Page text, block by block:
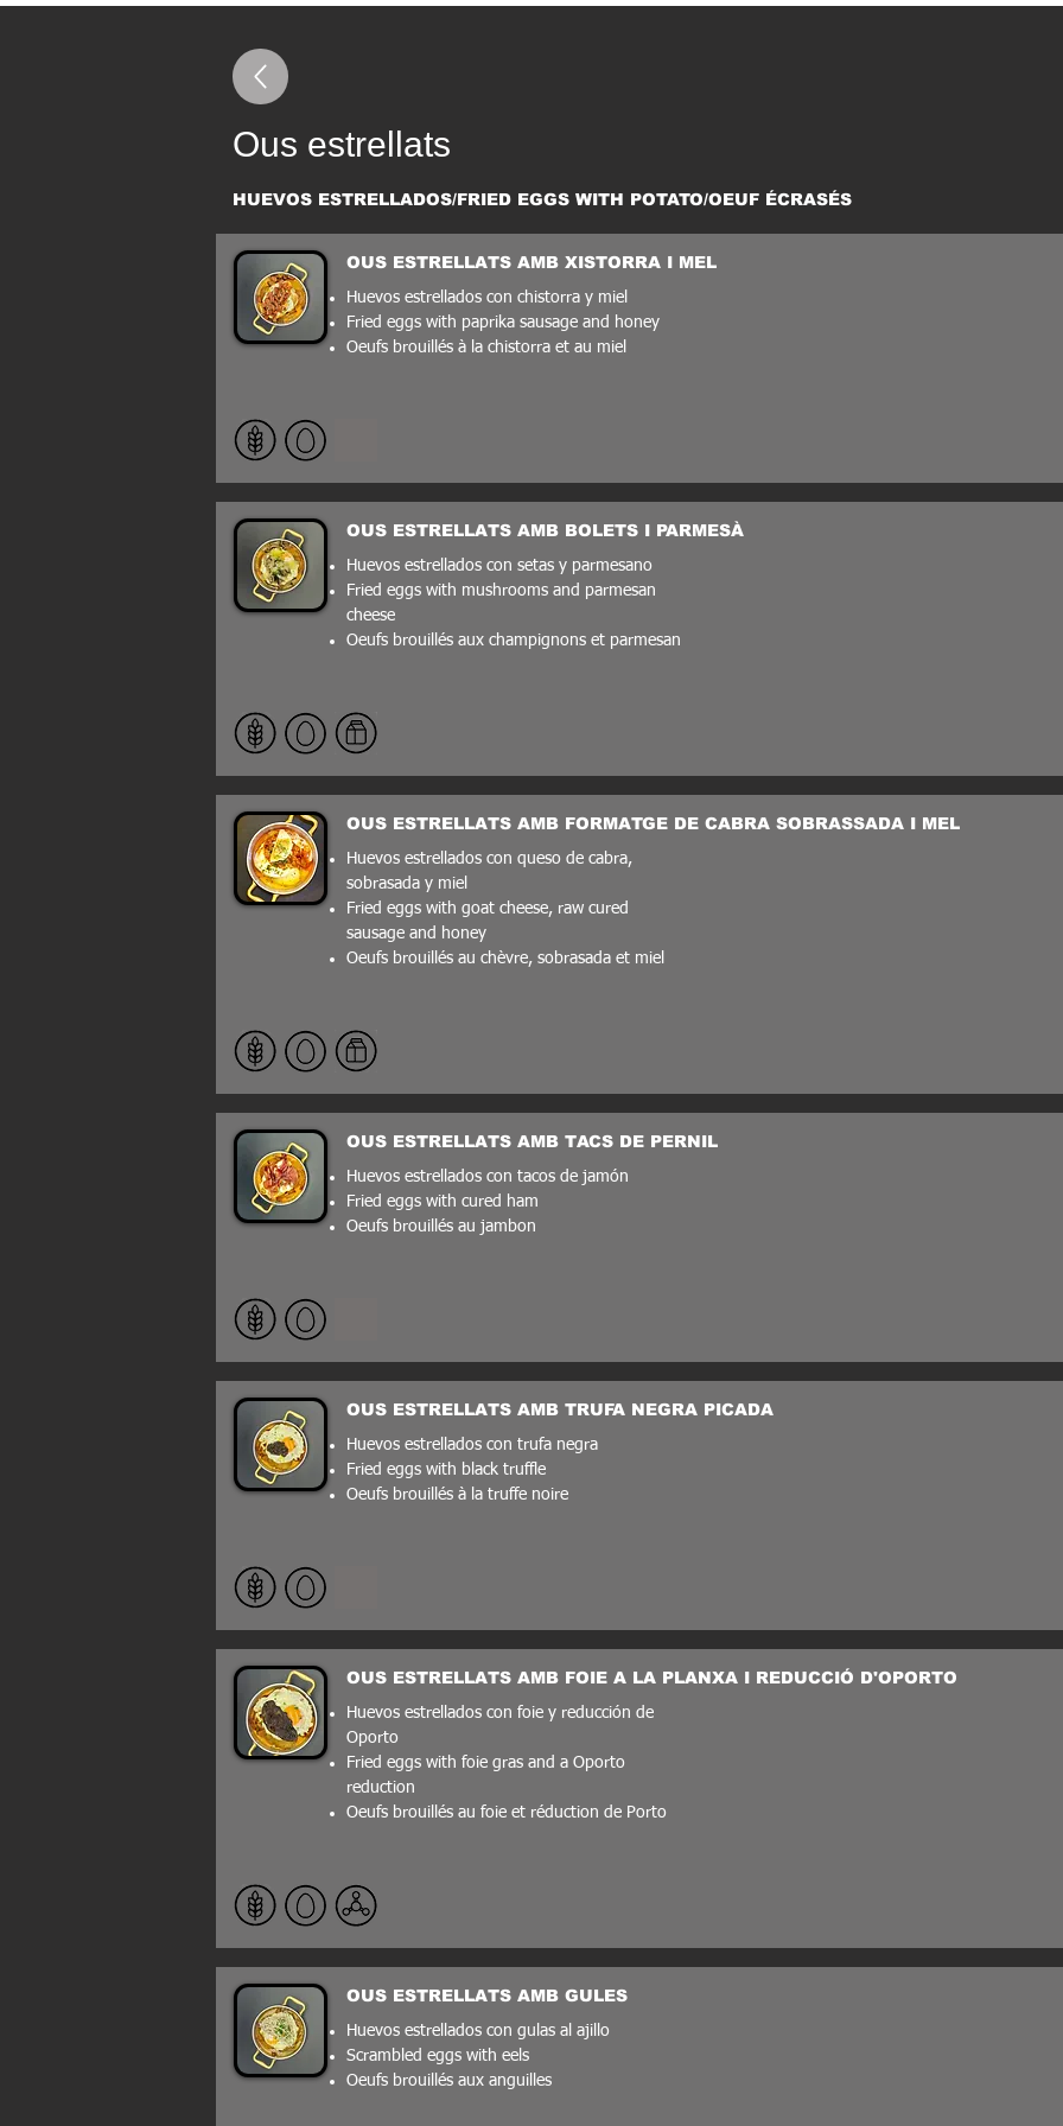
Ous estrellats
HUEVOS ESTRELLADOS/FRIED EGGS WITH POTATO/OEUF ÉCRASÉS
OUS ESTRELLATS AMB XISTORRA I MEL
Huevos estrellados con chistorra y miel
Fried eggs with paprika sausage and honey
Oeufs brouillés à la chistorra et au miel
OUS ESTRELLATS AMB BOLETS I PARMESÀ
Huevos estrellados con setas y parmesano
Fried eggs with mushrooms and parmesan
cheese
Oeufs brouillés aux champignons et parmesan
OUS ESTRELLATS AMB FORMATGE DE CABRA SOBRASSADA I MEL
Huevos estrellados con queso de cabra,
sobrasada y miel
Fried eggs with goat cheese, raw cured
sausage and honey
Oeufs brouillés au chèvre, sobrasada et miel
OUS ESTRELLATS AMB TACS DE PERNIL
Huevos estrellados con tacos de jamón
Fried eggs with cured ham
Oeufs brouillés au jambon
OUS ESTRELLATS AMB TRUFA NEGRA PICADA
Huevos estrellados con trufa negra
Fried eggs with black truffle
Oeufs brouillés à la truffe noire
OUS ESTRELLATS AMB FOIE A LA PLANXA I REDUCCIÓ D'OPORTO
Huevos estrellados con foie y reducción de
Oporto
Fried eggs with foie gras and a Oporto
reduction
Oeufs brouillés au foie et réduction de Porto
OUS ESTRELLATS AMB GULES
Huevos estrellados con gulas al ajillo
Scrambled eggs with eels
Oeufs brouillés aux anguilles